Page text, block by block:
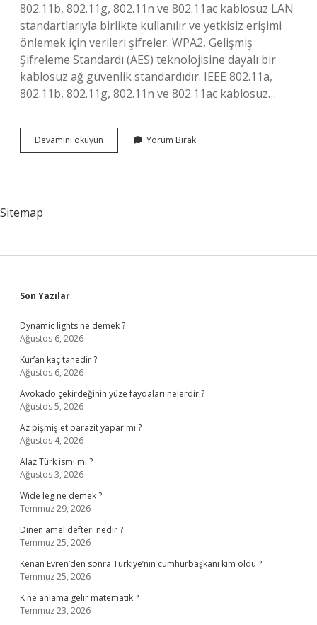
802.11b, 802.11g, 802.11n ve 802.11ac kablosuz LAN
standartlarıyla birlikte kullanılır ve yetkisiz erişimi
önlemek için verileri şifreler. WPA2, Gelişmiş
Şifreleme Standardı (AES) teknolojisine dayalı bir
kablosuz ağ güvenlik standardıdır. IEEE 802.11a,
802.11b, 802.11g, 802.11n ve 802.11ac kablosuz…
Devamını okuyun
Aes
Yorum Bırak
Sitemap
Sidebar
Son Yazılar
Dynamic lights ne demek ?
Ağustos 6, 2026
Kur’an kaç tanedir ?
Ağustos 6, 2026
Avokado çekirdeğinin yüze faydaları nelerdir ?
Ağustos 5, 2026
Az pişmiş et parazit yapar mı ?
Ağustos 4, 2026
Alaz Türk ismi mi ?
Ağustos 3, 2026
Wıde leg ne demek ?
Temmuz 29, 2026
Dinen amel defteri nedir ?
Temmuz 25, 2026
Kenan Evren’den sonra Türkiye’nin cumhurbaşkanı kim oldu ?
Temmuz 25, 2026
K ne anlama gelir matematik ?
Temmuz 23, 2026